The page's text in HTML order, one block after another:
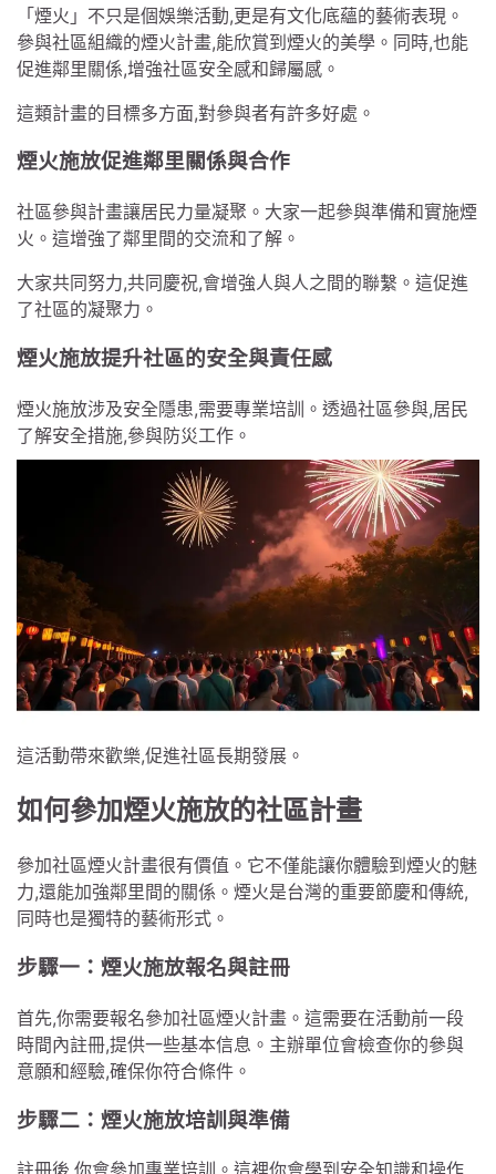
「煙火」不只是個娛樂活動,更是有文化底蘊的藝術表現。
參與社區組織的煙火計畫,能欣賞到煙火的美學。同時,也能
促進鄰里關係,增強社區安全感和歸屬感。
這類計畫的目標多方面,對參與者有許多好處。
煙火施放促進鄰里關係與合作
社區參與計畫讓居民力量凝聚。大家一起參與準備和實施煙
火。這增強了鄰里間的交流和了解。
大家共同努力,共同慶祝,會增強人與人之間的聯繫。這促進
了社區的凝聚力。
煙火施放提升社區的安全與責任感
煙火施放涉及安全隱患,需要專業培訓。透過社區參與,居民
了解安全措施,參與防災工作。
這活動帶來歡樂,促進社區長期發展。
如何參加煙火施放的社區計畫
參加社區煙火計畫很有價值。它不僅能讓你體驗到煙火的魅
力,還能加強鄰里間的關係。煙火是台灣的重要節慶和傳統,
同時也是獨特的藝術形式。
步驟一：煙火施放報名與註冊
首先,你需要報名參加社區煙火計畫。這需要在活動前一段
時間內註冊,提供一些基本信息。主辦單位會檢查你的參與
意願和經驗,確保你符合條件。
步驟二：煙火施放培訓與準備